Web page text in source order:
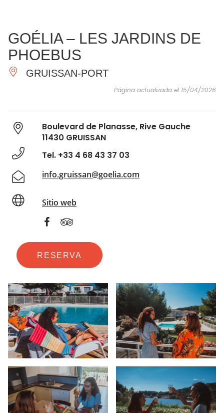
IMPRESCINDIBLES
HACER
INSPIRACIONES
GOÉLIA – LES JARDINS DE
PHOEBUS
GRUISSAN-PORT
Página actualizada el 15/04/2026
Boulevard de Planasse, Rive Gauche
11430 GRUISSAN
Tel. +33 4 68 43 37 03
info.gruissan@goelia.com
Sitio web
RESERVA